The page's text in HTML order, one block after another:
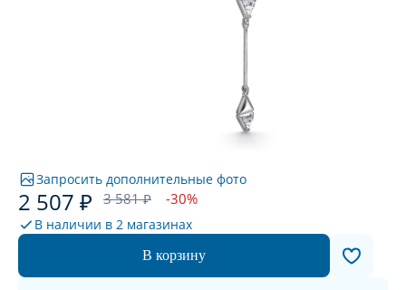
Запросить дополнительные фото
2 507 ₽ 3 581 ₽ -30%
В наличии в 2 магазинах
В корзину